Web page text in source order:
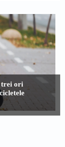
trei ori